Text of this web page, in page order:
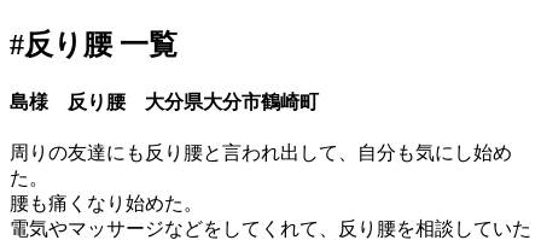
#反り腰 一覧
島様 反り腰 大分県大分市鶴崎町
周りの友達にも反り腰と言われ出して、自分も気にし始め
た。
腰も痛くなり始めた。
電気やマッサージなどをしてくれて、反り腰を相談していた